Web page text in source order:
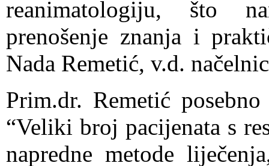
reanimatologiju, što
prenošenje znanja i
Nada Remetić, v.d.
Prim.dr. Remetić
“Veliki broj pacijenata s
napredne metode